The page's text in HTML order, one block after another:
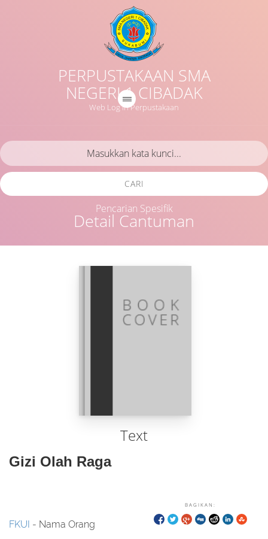
PERPUSTAKAAN SMA
NEGERI 1 CIBADAK
Web Log in Perpustakaan
Detail Cantuman
CARI
Pencarian Spesifik
Text
Gizi Olah Raga
BAGIKAN:
FKUI - Nama Orang